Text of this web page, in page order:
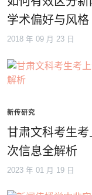
学术偏好与风格
2018 年 09 月 23 日
新传研究
甘肃文科考生
次信息全解析
2023 年 01 月 19 日